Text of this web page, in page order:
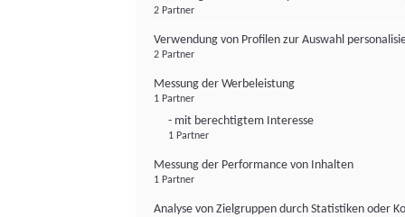
2 Partner
Verwendung von Profilen zur Auswahl
2 Partner
Messung der Werbeleistung
1 Partner
- mit berechtigtem Interesse
1 Partner
Messung der Performance von Inhalten
1 Partner
Analyse von Zielgruppen durch Statistiken oder